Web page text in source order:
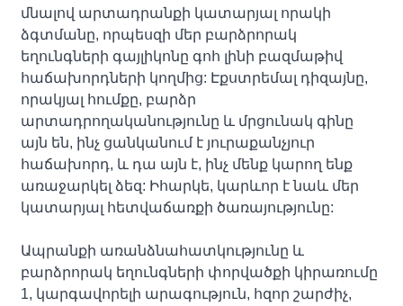
մնալով արտադրանքի կատարյալ որակի
ձգտմանը, որպեսզի մեր բարձրորակ
եղունգների գայլիկոնը գոհ լինի բազմաթիվ
հաճախորդների կողմից: Էքստրեմալ դիզայնը,
որակյալ հումքը, բարձր
արտադրողականությունը և մրցունակ գինը
այն են, ինչ ցանկանում է յուրաքանչյուր
հաճախորդ, և դա այն է, ինչ մենք կարող ենք
առաջարկել ձեզ: Իհարկե, կարևոր է նաև մեր
կատարյալ հետվաճառքի ծառայությունը:
Ապրանքի առանձնահատկությունը և
բարձրորակ եղունգների փորվածքի կիրառումը
1, կարգավորելի արագություն, հզոր շարժիչ,